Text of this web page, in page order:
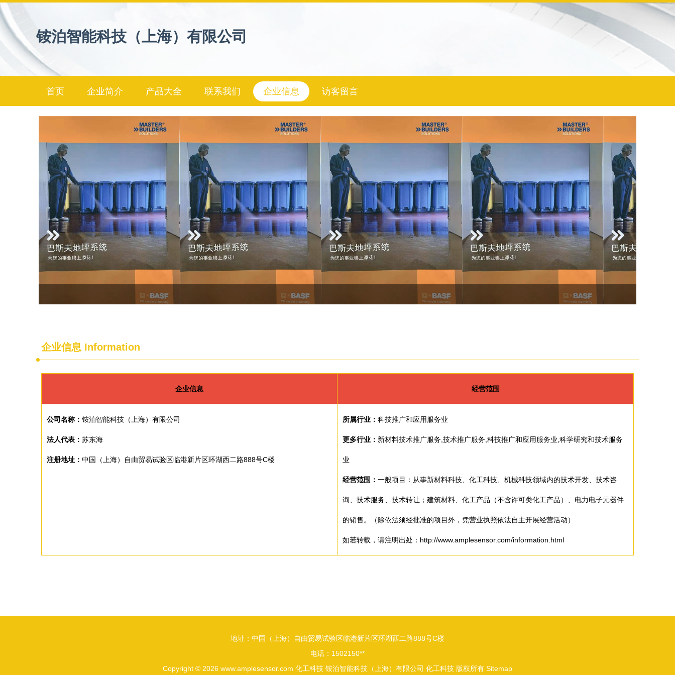
铵泊智能科技（上海）有限公司
首页 企业简介 产品大全 联系我们 企业信息 访客留言
企业信息 Information
企业信息 经营范围
公司名称： 铵泊智能科技（上海）有限公司
法人代表： 苏东海
注册地址： 中国（上海）自由贸易试验区临港新片区环湖西二路888号C楼
所属行业： 科技推广和应用服务业
更多行业： 新材料技术推广服务,技术推广服务,科技推广和应用服务业,科学研究和技术服务
业
经营范围： 一般项目：从事新材料科技、化工科技、机械科技领域内的技术开发、技术咨
询、技术服务、技术转让；建筑材料、化工产品（不含许可类化工产品）、电力电子元器件
的销售。（除依法须经批准的项目外，凭营业执照依法自主开展经营活动）
如若转载，请注明出处：http://www.amplesensor.com/information.html
地址：中国（上海）自由贸易试验区临港新片区环湖西二路888号C楼
电话：1502150**
Copyright © 2026 www.amplesensor.com 化工科技 铵泊智能科技（上海）有限公司 化工科技 版权所有 Sitemap